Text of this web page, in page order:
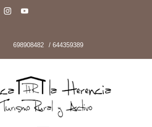
/ 644359389
698908482